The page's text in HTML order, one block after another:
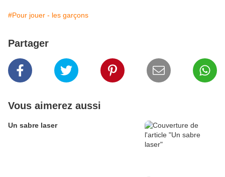
#Pour jouer - les garçons
Partager
Vous aimerez aussi
Un sabre laser